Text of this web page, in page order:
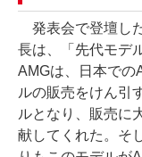
発表会で登壇し
長は、「先代モデ
AMGは、日本での
ルの販売をけん引
ルとなり、販売に
献してくれた。そ